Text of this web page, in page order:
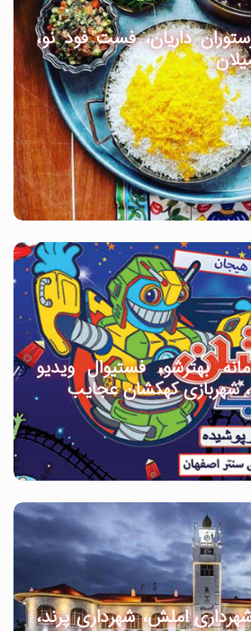
داریان، فست فود نو،
بهترشو، فستیوال ویدیو
شهربازی کهکشان عجایب
املش، شهرداری پرند،